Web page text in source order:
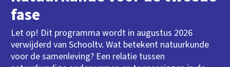
fase
Let op! Dit programma wordt in augustus 2026
verwijderd van Schooltv. Wat betekent natuurkunde
voor de samenleving? Een relatie tussen